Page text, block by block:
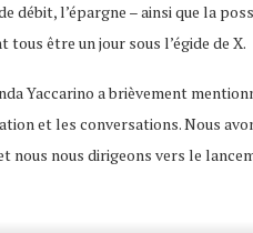
débit, l’épargne – ainsi que la
être un jour sous l’égide de X.
Yaccarino a brièvement
et les conversations. Nous
nous nous dirigeons vers le